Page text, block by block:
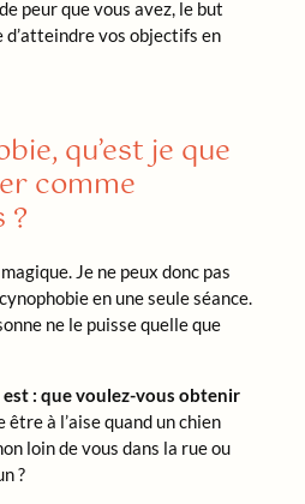
peur que vous avez, le but
vos objectifs en
qu’est je que
comme
?
Je ne peux donc pas
en une seule séance.
ne le puisse quelle que
: que voulez-vous obtenir
être à l’aise quand un chien
loin de vous dans la rue ou
?